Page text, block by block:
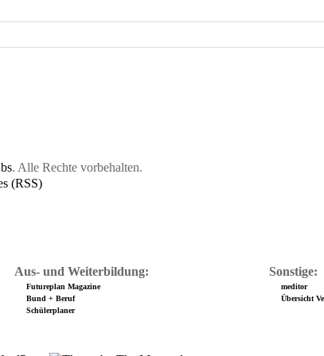
bs. Alle Rechte vorbehalten.
Aus- und Weiterbildung: Sonstige:
Futureplan Magazine
meditor
Bund + Beruf
Übersicht
Schülerplaner